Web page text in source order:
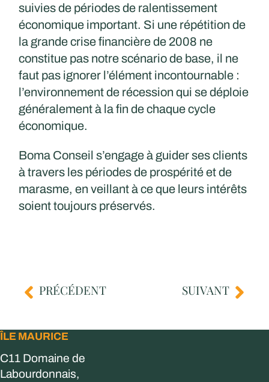
suivies de périodes de ralentissement
économique important. Si une répétition de
la grande crise financière de 2008 ne
constitue pas notre scénario de base, il ne
faut pas ignorer l’élément incontournable :
l’environnement de récession qui se déploie
généralement à la fin de chaque cycle
économique.​
Boma Conseil s’engage à guider ses clients
à travers les périodes de prospérité et de
marasme, en veillant à ce que leurs intérêts
soient toujours préservés.​
PRÉCÉDENT SUIVANT
ÎLE MAURICE
C11 Domaine de
Labourdonnais,